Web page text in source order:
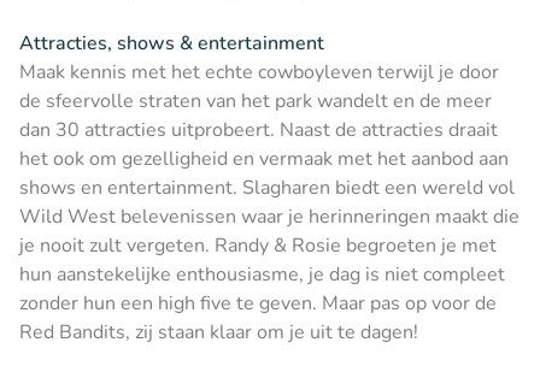
Attracties, shows & entertainment
Maak kennis met het echte cowboyleven terwijl je door
de sfeervolle straten van het park wandelt en de meer
dan 30 attracties uitprobeert. Naast de attracties draait
het ook om gezelligheid en vermaak met het aanbod aan
shows en entertainment. Slagharen biedt een wereld vol
Wild West belevenissen waar je herinneringen maakt die
je nooit zult vergeten. Randy & Rosie begroeten je met
hun aanstekelijke enthousiasme, je dag is niet compleet
zonder hun een high five te geven. Maar pas op voor de
Red Bandits, zij staan klaar om je uit te dagen!